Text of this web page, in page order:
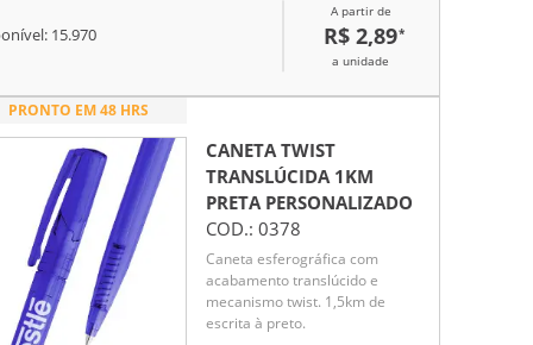
15.970
A partir de
R$ 2,89*
a unidade
PRONTO EM 48 HRS
CANETA TWIST
TRANSLÚCIDA 1KM
PRETA PERSONALIZADO
COD.: 0378
Caneta esferográfica com
acabamento translúcido e
mecanismo twist. 1,5km de
escrita à preto.